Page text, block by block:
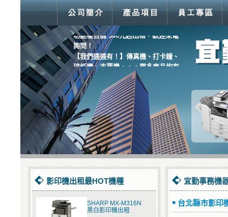
【超優惠價！】Fuji Xerox M355df多
功能複合機 500元起出租，歡迎來電
詢問！
【我們通通有！】傳真機、打卡鐘、
碎紙機、支票機．．．眾多商品均有
服務！
影印機出租最HOT機種
SHARP MX-M316N
黑白影印機出租
宜勤事務機
台北縣市影印